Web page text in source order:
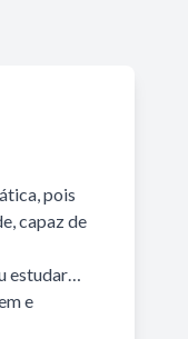
pois
capaz de
estudar…
e